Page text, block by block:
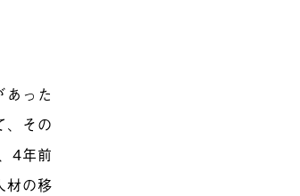
った
、その
4年前
材の移